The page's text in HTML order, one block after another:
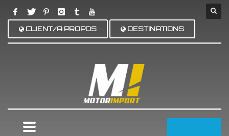
CLIENT/A PROPOS DESTINATIONS